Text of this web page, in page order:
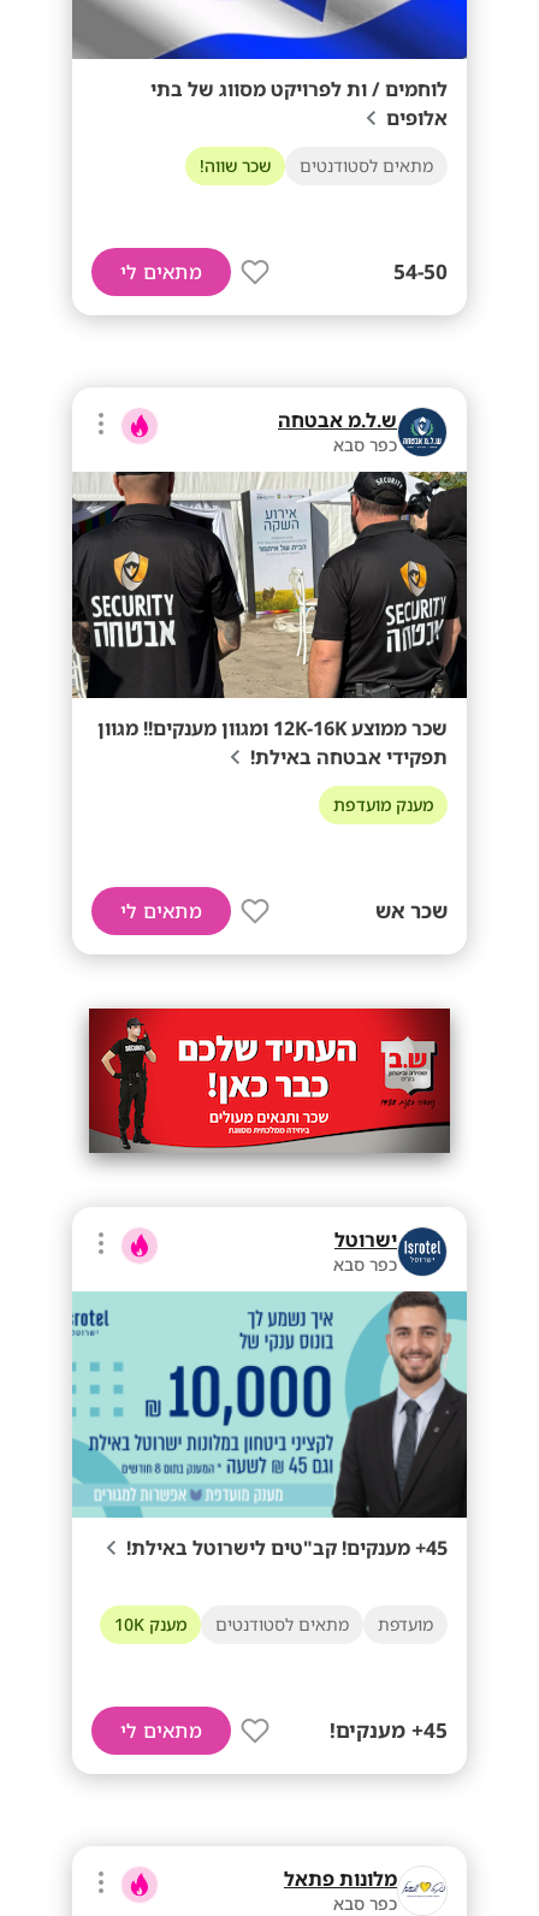
לוחמים / ות לפרויקט מסווג של בתי
אלופים
מתאים לסטודנטים שכר שווה!
54-50 מתאים לי
ש.ל.מ אבטחה
כפר סבא
שכר ממוצע 12K-16K ומגוון מענקים!! מגוון
תפקידי אבטחה באילת!
מענק מועדפת
שכר אש מתאים לי
ישרוטל
כפר סבא
45+ מענקים! קב"טים לישרוטל באילת!
מועדפת מתאים לסטודנטים מענק 10K
45+ מענקים! מתאים לי
מלונות פתאל
כפר סבא